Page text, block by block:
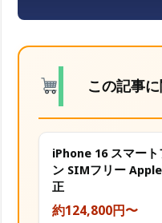
この記事
iPhone 16 スマート
ン SIMフリー
正
約124,800円〜